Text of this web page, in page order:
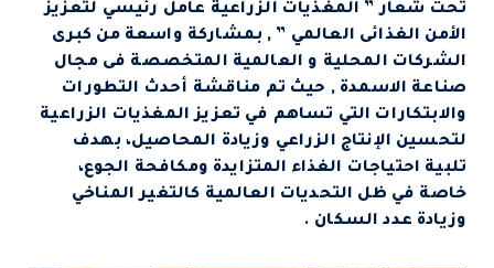
تحت شعار ” المغذيات الزراعية عامل رئيسي لتعزيز
الأمن الغذائى العالمي ” , بمشاركة واسعة من كبرى
الشركات المحلية و العالمية المتخصصة فى مجال
صناعة الاسمدة , حيث تم مناقشة أحدث التطورات
والابتكارات التي تساهم في تعزيز المغذيات الزراعية
لتحسين الإنتاج الزراعي وزيادة المحاصيل، بهدف
تلبية احتياجات الغذاء المتزايدة ومكافحة الجوع،
خاصة في ظل التحديات العالمية كالتغير المناخي
وزيادة عدد السكان .